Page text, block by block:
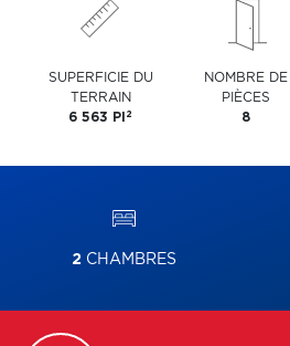
SUPERFICIE DU
TERRAIN
6 563 PI 2
NOMBRE DE
PIÈCES
8
2CHAMBRES